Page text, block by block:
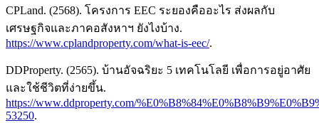
CPLand. (2568). โครงการ EEC ระยองคืออะไร ส่งผลกับ
เศรษฐกิจและภาคอสังหาฯ ยังไงบ้าง.
https://www.cplandproperty.com/what-is-eec/.
DDProperty. (2565). บ้านอัจฉริยะ 5 เทคโนโลยี เพื่อการอยู่อาศัย
และใช้ชีวิตที่ง่ายขึ้น.
https://www.ddproperty.com/
53250.